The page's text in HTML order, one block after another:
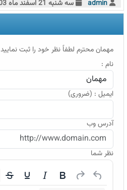
admin
سه شنبه 21 اسفند ماه 1403
مهمان محترم لطفاً نظر خود را ثبت نمایید
نام :
ایمیل : (ضروری)
آدرس وب
نظر شما